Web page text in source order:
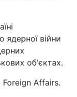
ядерної війни
об'єктах.
Affairs.